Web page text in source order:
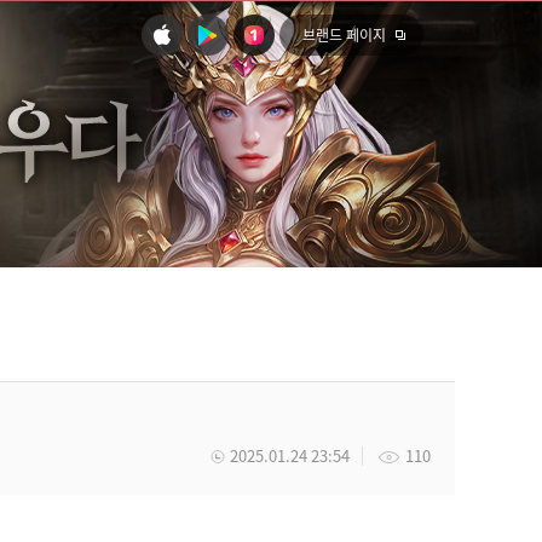
브랜드 페이지
110
2025.01.24 23:54